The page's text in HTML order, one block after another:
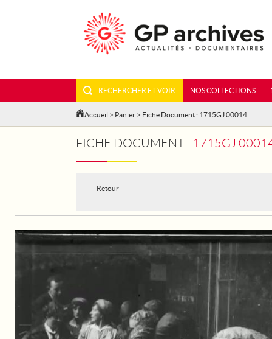
RECHERCHER ET VOIR NOS COLLECTIONS
Accueil > Panier > Fiche Document : 1715GJ 00014
FICHE DOCUMENT : 1715GJ 00014 - LONDRES : LES
Retour